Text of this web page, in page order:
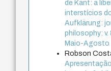
de Kant: a
interstícios
Aufklärung:
philosophy: v.
Maio-Agosto
Robson